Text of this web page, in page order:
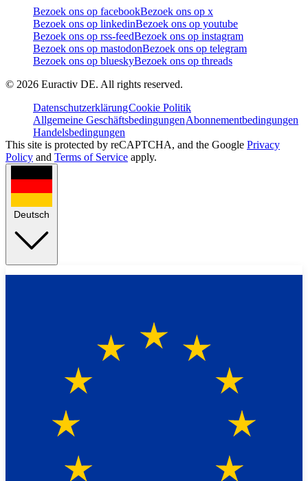
Bezoek ons op facebookBezoek ons op x
Bezoek ons op linkedinBezoek ons op youtube
Bezoek ons op rss-feedBezoek ons op instagram
Bezoek ons op mastodonBezoek ons op telegram
Bezoek ons op blueskyBezoek ons op threads
© 2026 Euractiv DE. All rights reserved.
DatenschutzerklärungCookie Politik
Allgemeine GeschäftsbedingungenAbonnementbedingungen
Handelsbedingungen
This site is protected by reCAPTCHA, and the Google Privacy
Policy and Terms of Service apply.
Deutsch